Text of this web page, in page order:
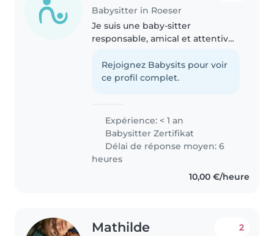
Babysitter in Roeser
Je suis une baby-sitter
responsable, amical et attentive
dans une crèche auprès des
enfants âgés entre 2-5ans. J'ai
Rejoignez Babysits pour voir
ce profil complet.
Expérience: < 1 an
Babysitter Zertifikat
Délai de réponse moyen: 6
heures
10,00 €/heure
Mathilde 2